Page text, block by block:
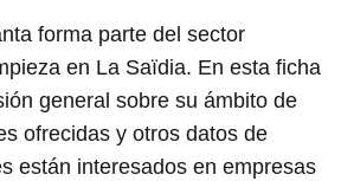
forma parte del sector
en La Saïdia. En esta ficha
general sobre su ámbito de
ofrecidas y otros datos de
están interesados en empresas